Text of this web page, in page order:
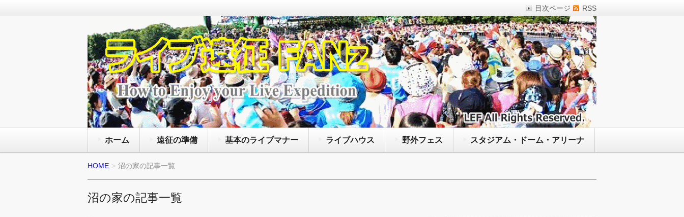
RSS
目次ページ
ライブ遠征 FANz
通年で国内外のライブ会場で様々なアーティストによって開催されているコンサート
を観る為にライヴの遠征旅行をしたいファンズに向けて、主に持ち物や荷物の注意点
と服装にマナー等の準備の方法と、聖地巡礼に役立つ情報等を紹介するサイトです
ホーム 遠征の準備 基本のライブマナー ライブハウス 野外フェス スタジアム・ドーム・アリーナ
HOME 沼の家の記事一覧
沼の家の記事一覧